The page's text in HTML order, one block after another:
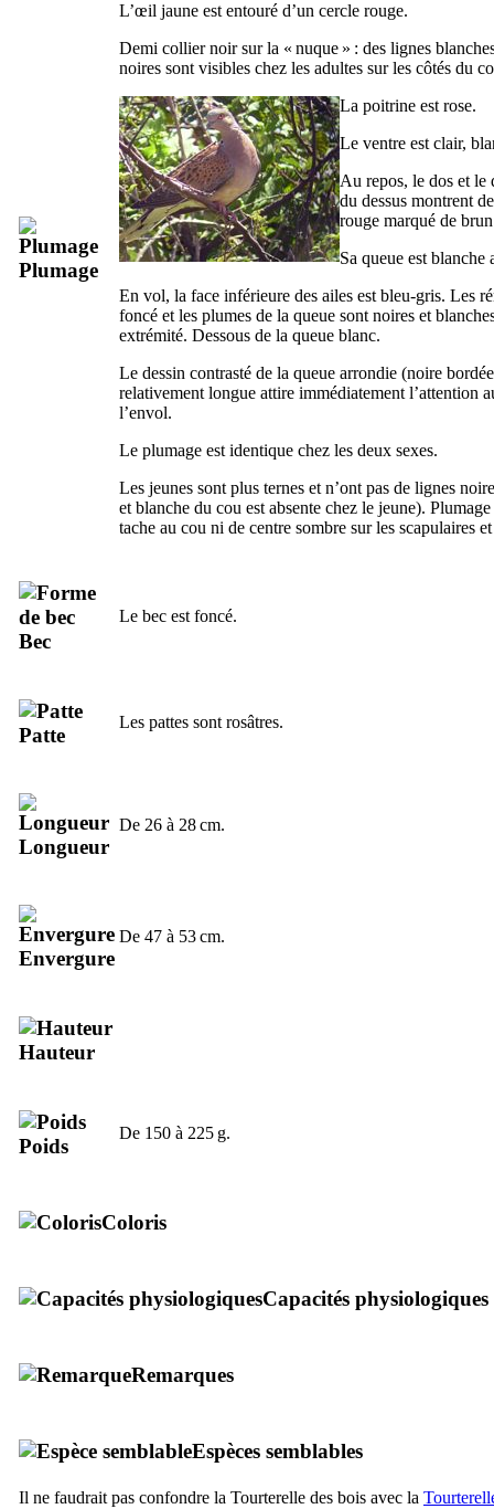
Plumage
L’œil jaune est entouré d’un cercle rouge.
Demi collier noir sur la « nuque » : des lignes
noires sont visibles chez les adultes sur les côtés du
La poitrine est rose.
Le ventre est clair,
Au repos, le dos et le
du dessus montrent
rouge marqué de
Sa queue est blanche
En vol, la face inférieure des ailes est bleu-gris. Les
foncé et les plumes de la queue sont noires et
extrémité. Dessous de la queue blanc.
Le dessin contrasté de la queue arrondie (noire
relativement longue attire immédiatement l’attention
l’envol.
Le plumage est identique chez les deux sexes.
Les jeunes sont plus ternes et n’ont pas de lignes
et blanche du cou est absente chez le jeune).
tache au cou ni de centre sombre sur les scapulaires
Bec
Le bec est foncé.
Patte
Les pattes sont rosâtres.
Longueur
De 26 à 28 cm.
Envergure
De 47 à 53 cm.
Hauteur
Poids
De 150 à 225 g.
Coloris
Capacités physiologiques
Remarques
Espèces semblables
Il ne faudrait pas confondre la Tourterelle des bois avec la